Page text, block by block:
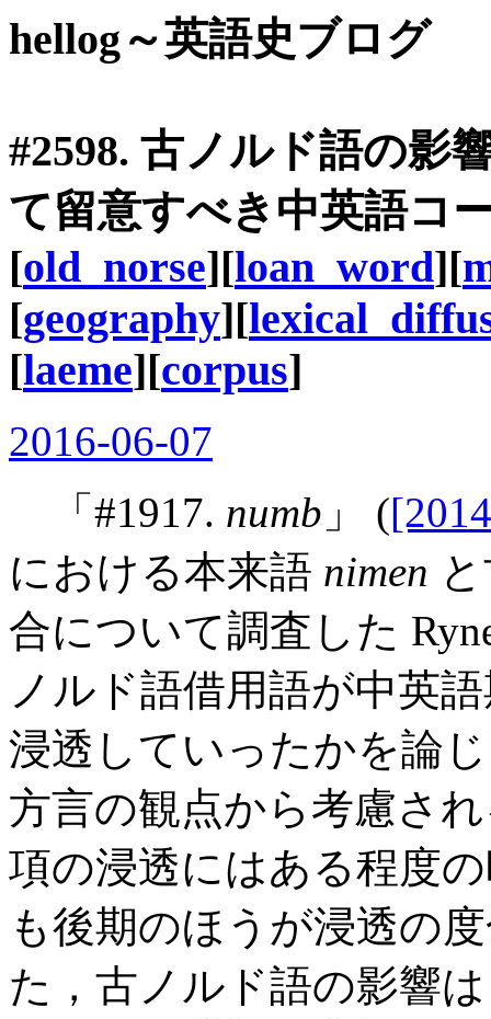
hellog～英語史ブログ
#2598. 古ノルド語の影
て留意すべき中英語コ
[old_norse][loan_word][
[geography][
[laeme][corpus]
2016-06-07
「#1917. numb 」 (
における本来語 nimen
合について調査した
ノルド語借用語が中英
浸透していったかを論
方言の観点から考慮さ
項の浸透にはある程度
も後期のほうが浸透の
た，古ノルド語の影響